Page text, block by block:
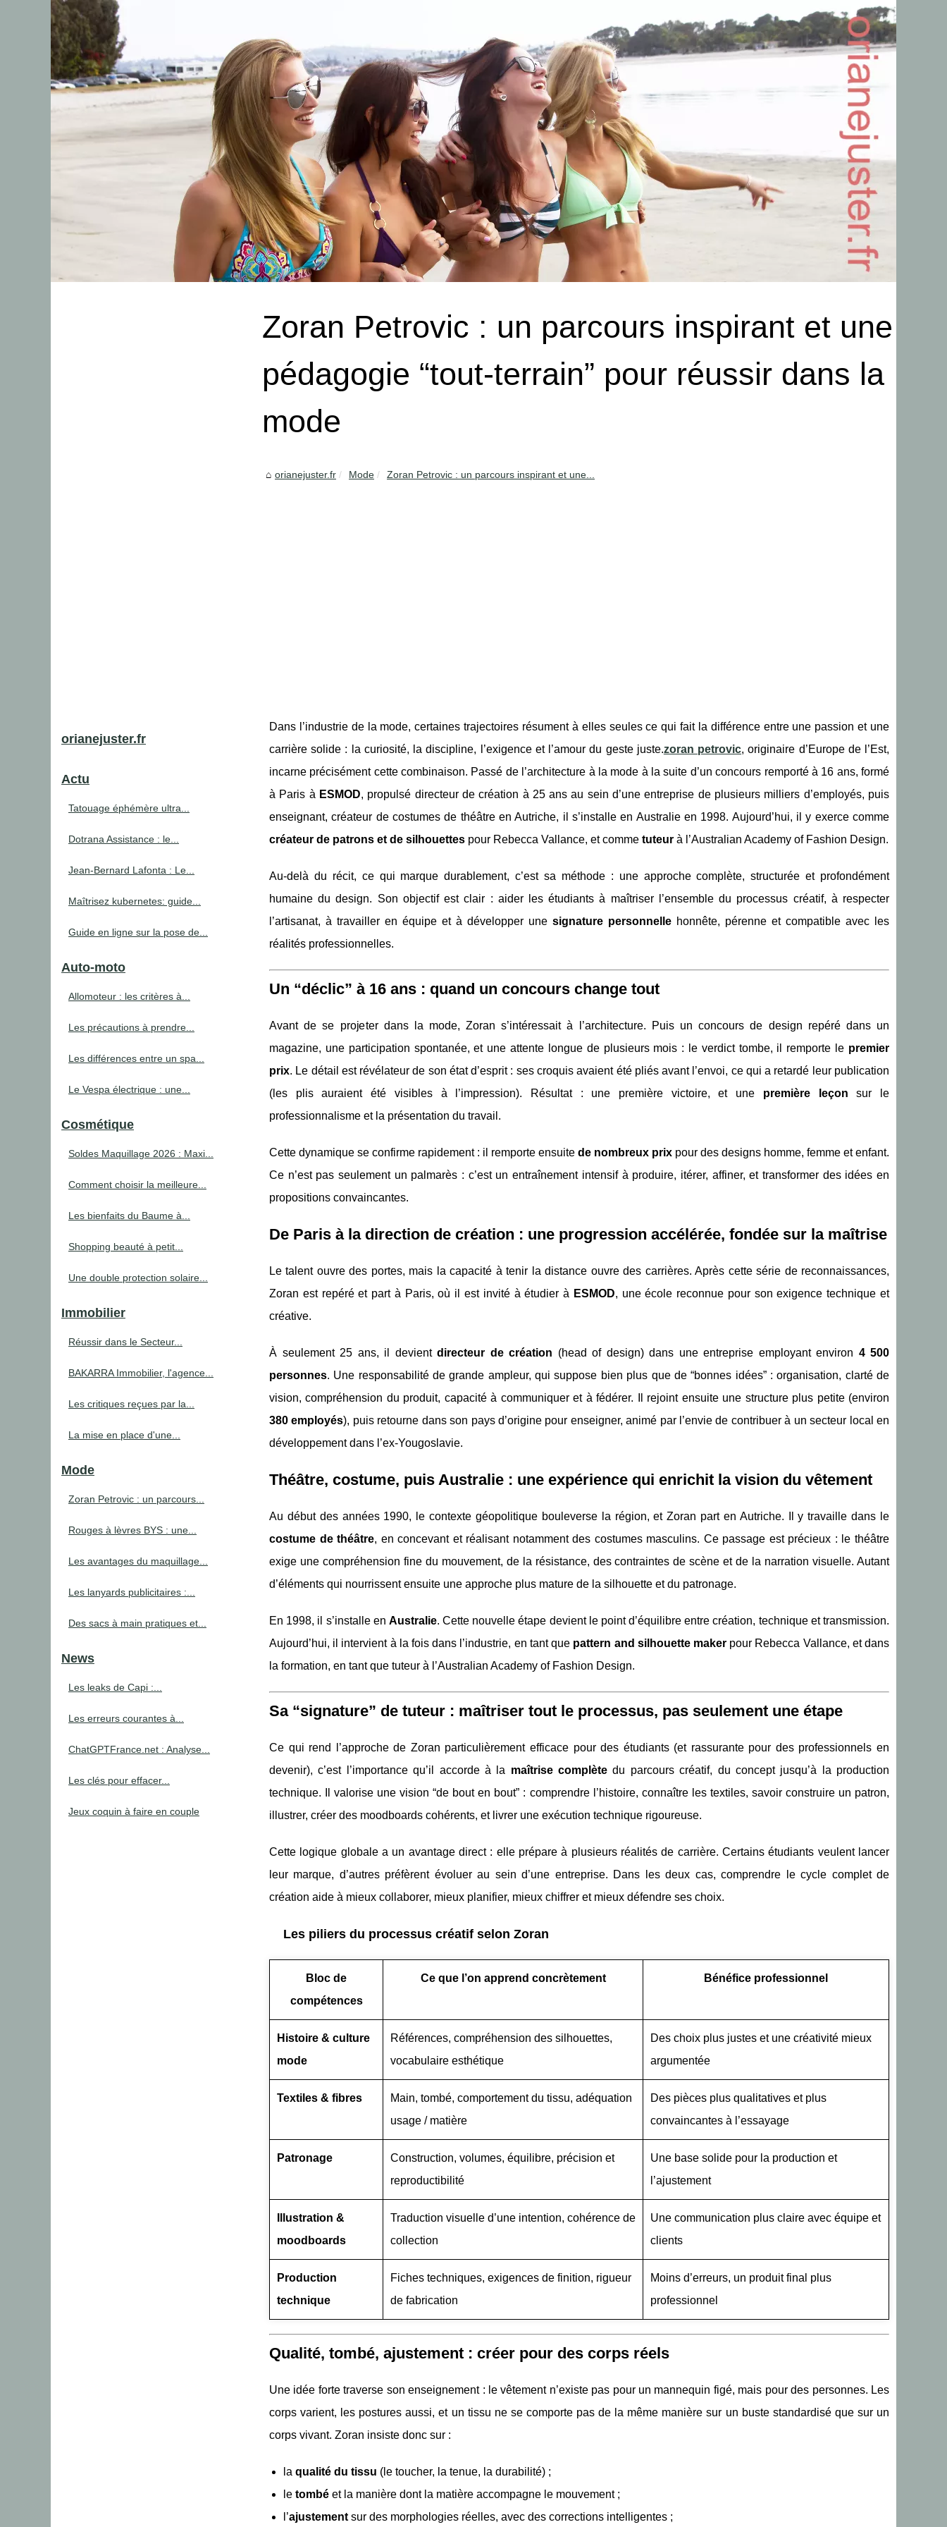
Zoran Petrovic : un parcours inspirant et une
pédagogie “tout-terrain” pour réussir dans la
mode
orianejuster.fr Mode Zoran Petrovic : un parcours inspirant et une...
Dans l’industrie de la mode, certaines trajectoires résument à elles seules ce qui fait la différence entre une passion et une
carrière solide : la curiosité, la discipline, l’exigence et l’amour du geste juste.zoran petrovic, originaire d’Europe de l’Est,
incarne précisément cette combinaison. Passé de l’architecture à la mode à la suite d’un concours remporté à 16 ans, formé
à Paris à ESMOD, propulsé directeur de création à 25 ans au sein d’une entreprise de plusieurs milliers d’employés, puis
enseignant, créateur de costumes de théâtre en Autriche, il s’installe en Australie en 1998. Aujourd’hui, il y exerce comme
créateur de patrons et de silhouettes pour Rebecca Vallance, et comme tuteur à l’Australian Academy of Fashion Design.
Au-delà du récit, ce qui marque durablement, c’est sa méthode : une approche complète, structurée et profondément
humaine du design. Son objectif est clair : aider les étudiants à maîtriser l’ensemble du processus créatif, à respecter
l’artisanat, à travailler en équipe et à développer une signature personnelle honnête, pérenne et compatible avec les
réalités professionnelles.
Un “déclic” à 16 ans : quand un concours change tout
Avant de se projeter dans la mode, Zoran s’intéressait à l’architecture. Puis un concours de design repéré dans un
magazine, une participation spontanée, et une attente longue de plusieurs mois : le verdict tombe, il remporte le premier
prix. Le détail est révélateur de son état d’esprit : ses croquis avaient été pliés avant l’envoi, ce qui a retardé leur publication
(les plis auraient été visibles à l’impression). Résultat : une première victoire, et une première leçon sur le
professionnalisme et la présentation du travail.
Cette dynamique se confirme rapidement : il remporte ensuite de nombreux prix pour des designs homme, femme et enfant.
Ce n’est pas seulement un palmarès : c’est un entraînement intensif à produire, itérer, affiner, et transformer des idées en
propositions convaincantes.
De Paris à la direction de création : une progression accélérée, fondée sur la maîtrise
Le talent ouvre des portes, mais la capacité à tenir la distance ouvre des carrières. Après cette série de reconnaissances,
Zoran est repéré et part à Paris, où il est invité à étudier à ESMOD, une école reconnue pour son exigence technique et
créative.
À seulement 25 ans, il devient directeur de création (head of design) dans une entreprise employant environ 4 500
personnes. Une responsabilité de grande ampleur, qui suppose bien plus que de “bonnes idées” : organisation, clarté de
vision, compréhension du produit, capacité à communiquer et à fédérer. Il rejoint ensuite une structure plus petite (environ
380 employés), puis retourne dans son pays d’origine pour enseigner, animé par l’envie de contribuer à un secteur local en
développement dans l’ex-Yougoslavie.
Théâtre, costume, puis Australie : une expérience qui enrichit la vision du vêtement
Au début des années 1990, le contexte géopolitique bouleverse la région, et Zoran part en Autriche. Il y travaille dans le
costume de théâtre, en concevant et réalisant notamment des costumes masculins. Ce passage est précieux : le théâtre
exige une compréhension fine du mouvement, de la résistance, des contraintes de scène et de la narration visuelle. Autant
d’éléments qui nourrissent ensuite une approche plus mature de la silhouette et du patronage.
En 1998, il s’installe en Australie. Cette nouvelle étape devient le point d’équilibre entre création, technique et transmission.
Aujourd’hui, il intervient à la fois dans l’industrie, en tant que pattern and silhouette makerpour Rebecca Vallance, et dans
la formation, en tant que tuteur à l’Australian Academy of Fashion Design.
Sa “signature” de tuteur : maîtriser tout le processus, pas seulement une étape
Ce qui rend l’approche de Zoran particulièrement efficace pour des étudiants (et rassurante pour des professionnels en
devenir), c’est l’importance qu’il accorde à la maîtrise complète du parcours créatif, du concept jusqu’à la production
technique. Il valorise une vision “de bout en bout” : comprendre l’histoire, connaître les textiles, savoir construire un patron,
illustrer, créer des moodboards cohérents, et livrer une exécution technique rigoureuse.
Cette logique globale a un avantage direct : elle prépare à plusieurs réalités de carrière. Certains étudiants veulent lancer
leur marque, d’autres préfèrent évoluer au sein d’une entreprise. Dans les deux cas, comprendre le cycle complet de
création aide à mieux collaborer, mieux planifier, mieux chiffrer et mieux défendre ses choix.
Les piliers du processus créatif selon Zoran
Bloc de
compétences
Ce que l’on apprend concrètement Bénéfice professionnel
Histoire & culture
mode
Références, compréhension des silhouettes,
vocabulaire esthétique
Des choix plus justes et une créativité mieux
argumentée
Textiles & fibres
Main, tombé, comportement du tissu, adéquation
usage / matière
Des pièces plus qualitatives et plus
convaincantes à l’essayage
Patronage
Construction, volumes, équilibre, précision et
reproductibilité
Une base solide pour la production et
l’ajustement
Illustration &
moodboards
Traduction visuelle d’une intention, cohérence de
collection
Une communication plus claire avec équipe et
clients
Production
technique
Fiches techniques, exigences de finition, rigueur
de fabrication
Moins d’erreurs, un produit final plus
professionnel
Qualité, tombé, ajustement : créer pour des corps réels
Une idée forte traverse son enseignement : le vêtement n’existe pas pour un mannequin figé, mais pour des personnes. Les
corps varient, les postures aussi, et un tissu ne se comporte pas de la même manière sur un buste standardisé que sur un
corps vivant. Zoran insiste donc sur :
la qualité du tissu (le toucher, la tenue, la durabilité) ;
le tombé et la manière dont la matière accompagne le mouvement ;
l’ajustement sur des morphologies réelles, avec des corrections intelligentes ;
orianejuster.fr
Actu
Tatouage éphémère ultra...
Dotrana Assistance : le...
Jean-Bernard Lafonta : Le...
Maîtrisez kubernetes: guide...
Guide en ligne sur la pose de...
Auto-moto
Allomoteur : les critères à...
Les précautions à prendre...
Les différences entre un spa...
Le Vespa électrique : une...
Cosmétique
Soldes Maquillage 2026 : Maxi...
Comment choisir la meilleure...
Les bienfaits du Baume à...
Shopping beauté à petit...
Une double protection solaire...
Immobilier
Réussir dans le Secteur...
BAKARRA Immobilier, l'agence...
Les critiques reçues par la...
La mise en place d'une...
Mode
Zoran Petrovic : un parcours...
Rouges à lèvres BYS : une...
Les avantages du maquillage...
Les lanyards publicitaires :...
Des sacs à main pratiques et...
News
Les leaks de Capi :...
Les erreurs courantes à...
ChatGPTFrance.net : Analyse...
Les clés pour effacer...
Jeux coquin à faire en couple